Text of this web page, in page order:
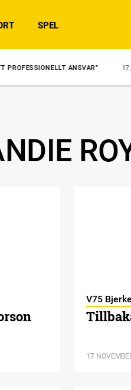
SPEL
ANSVAR” 17:00
V75
17